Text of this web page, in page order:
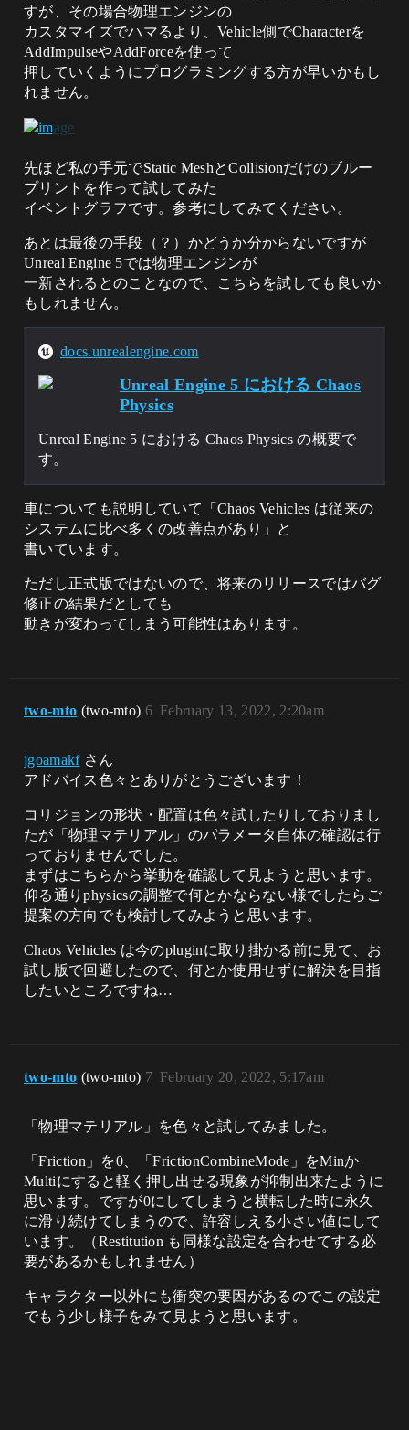
すが、その場合物理エンジンの
カスタマイズでハマるより、Vehicle側でCharacterを
AddImpulseやAddForceを使って
押していくようにプログラミングする方が早いかもし
れません。
先ほど私の手元でStatic MeshとCollisionだけのブルー
プリントを作って試してみた
イベントグラフです。参考にしてみてください。
あとは最後の手段（？）かどうか分からないですが
Unreal Engine 5では物理エンジンが
一新されるとのことなので、こちらを試しても良いか
もしれません。
docs.unrealengine.com
Unreal Engine 5 における Chaos
Physics
Unreal Engine 5 における Chaos Physics の概要で
す。
車についても説明していて「Chaos Vehicles は従来の
システムに比べ多くの改善点があり」と
書いています。
ただし正式版ではないので、将来のリリースではバグ
修正の結果だとしても
動きが変わってしまう可能性はあります。
two-mto (two-mto) February 13, 2022, 2:20am
6
jgoamakfさん
アドバイス色々とありがとうございます！
コリジョンの形状・配置は色々試したりしておりまし
たが「物理マテリアル」のパラメータ自体の確認は行
っておりませんでした。
まずはこちらから挙動を確認して見ようと思います。
仰る通りphysicsの調整で何とかならない様でしたらご
提案の方向でも検討してみようと思います。
Chaos Vehicles は今のpluginに取り掛かる前に見て、お
試し版で回避したので、何とか使用せずに解決を目指
したいところですね…
two-mto (two-mto) February 20, 2022, 5:17am
7
「物理マテリアル」を色々と試してみました。
「Friction」を0、「FrictionCombineMode」をMinか
Multiにすると軽く押し出せる現象が抑制出来たように
思います。ですが0にしてしまうと横転した時に永久
に滑り続けてしまうので、許容しえる小さい値にして
います。（Restitution も同様な設定を合わせてする必
要があるかもしれません）
キャラクター以外にも衝突の要因があるのでこの設定
でもう少し様子をみて見ようと思います。